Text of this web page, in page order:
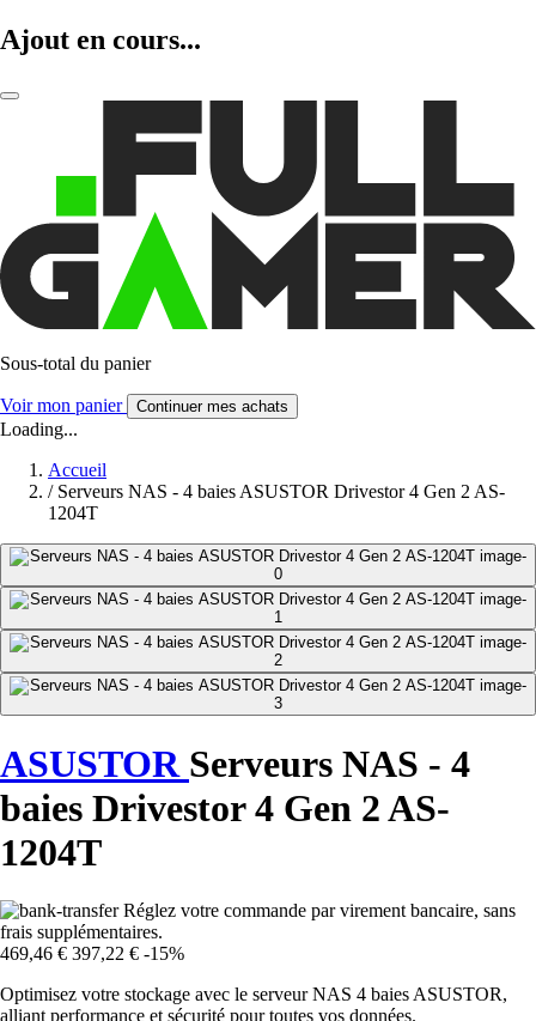
Ajout en cours...
Sous-total du panier
Voir mon panier Continuer mes achats
Loading...
Accueil
/ Serveurs NAS - 4 baies ASUSTOR Drivestor 4 Gen 2 AS-
1204T
ASUSTOR Serveurs NAS - 4
baies Drivestor 4 Gen 2 AS-
1204T
Réglez votre commande par virement bancaire, sans
frais supplémentaires.
469,46 € 397,22 € -15%
Optimisez votre stockage avec le serveur NAS 4 baies ASUSTOR,
alliant performance et sécurité pour toutes vos données.